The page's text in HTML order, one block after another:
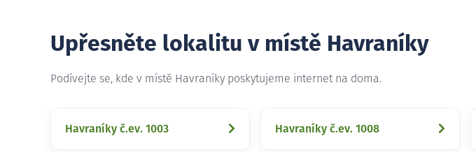
Upřesněte lokalitu v místě Havraníky
Podívejte se, kde v místě Havraníky poskytujeme internet na doma.
Havraníky č.ev. 1003 Havraníky č.ev. 1008